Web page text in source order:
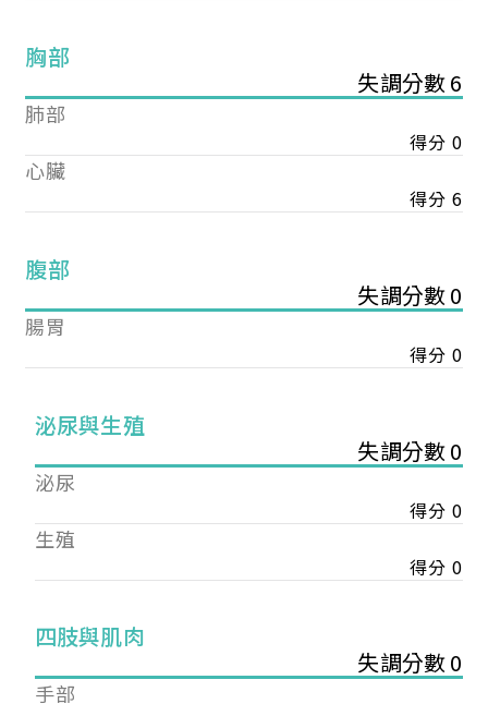
胸部
失調分數 6
肺部
得分 0
心臟
得分 6
腹部
失調分數 0
腸胃
得分 0
泌尿與生殖
失調分數 0
泌尿
得分 0
生殖
得分 0
四肢與肌肉
失調分數 0
手部
您已成功送出會員申請
您好，您的會員申請，已成功送出，經本協會理事